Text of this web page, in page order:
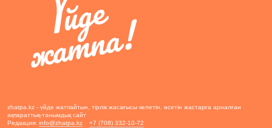
zhatpa.kz - үйде жатпайтын, тірлік жасағысы келетін, өсетін жастарға арналған
ақпараттық-танымдық сайт
Редакция: info@zhatpa.kz
+7 (708) 332-10-72